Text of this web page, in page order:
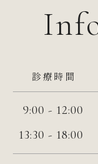
診療時間
9:00 - 12:00
13:30 - 18:00